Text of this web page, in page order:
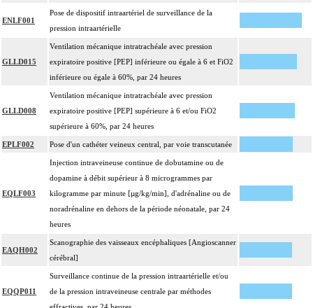
ENLF001
Pose de dispositif intraartériel de surveillance de la
pression intraartérielle
GLLD015
Ventilation mécanique intratrachéale avec pression
expiratoire positive [PEP] inférieure ou égale à 6 et FiO2
inférieure ou égale à 60%, par 24 heures
GLLD008
Ventilation mécanique intratrachéale avec pression
expiratoire positive [PEP] supérieure à 6 et/ou FiO2
supérieure à 60%, par 24 heures
EPLF002 Pose d'un cathéter veineux central, par voie transcutanée
EQLF003
Injection intraveineuse continue de dobutamine ou de
dopamine à débit supérieur à 8 microgrammes par
kilogramme par minute [µg/kg/min], d'adrénaline ou de
noradrénaline en dehors de la période néonatale, par 24
heures
EAQH002
Scanographie des vaisseaux encéphaliques [Angioscanner
cérébral]
EQQP011
Surveillance continue de la pression intraartérielle et/ou
de la pression intraveineuse centrale par méthodes